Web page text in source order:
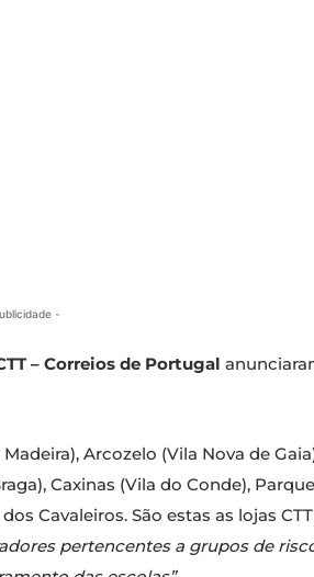
-
– Correios de Portugal
Arcozelo (Vila Nova de
Caxinas (Vila do Conde),
Cavaleiros. São estas as lojas
pertencentes a grupos de